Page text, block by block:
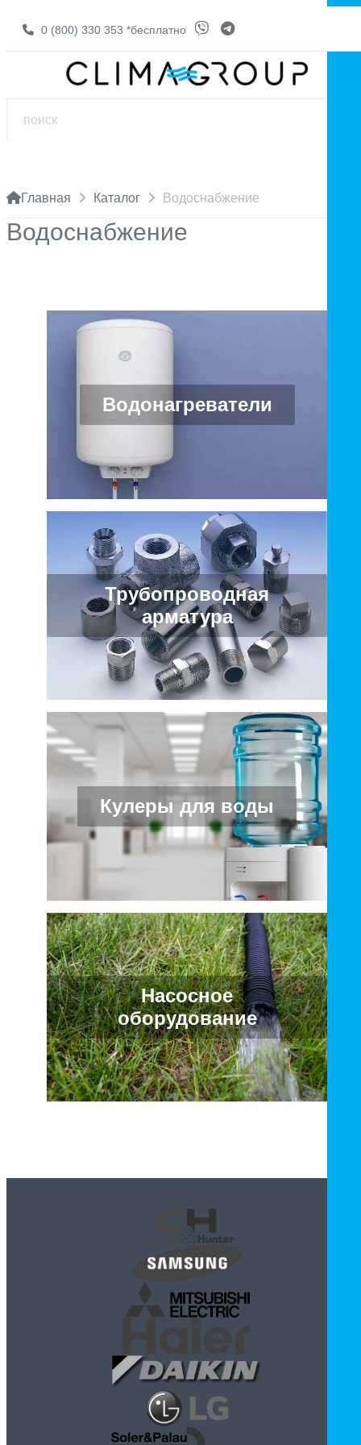
0 (800) 330 353 *бесплатно
Главная Каталог Водоснабжение
Водоснабжение
Водонагреватели
Трубопроводная
арматура
Кулеры для воды
Насосное
оборудование